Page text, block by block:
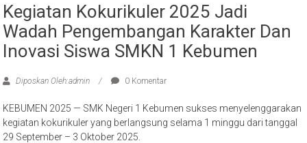
Kegiatan Kokurikuler 2025 Jadi
Wadah Pengembangan Karakter Dan
Inovasi Siswa SMKN 1 Kebumen
Diposkan Oleh:admin 0 Komentar
KEBUMEN 2025 — SMK Negeri 1 Kebumen sukses menyelenggarakan
kegiatan kokurikuler yang berlangsung selama 1 minggu dari tanggal
29 September – 3 Oktober 2025.